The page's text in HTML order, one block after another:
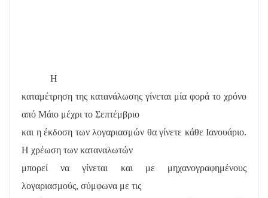
Η
καταμέτρηση της κατανάλωσης γίνεται μία φορά το χρόνο
από Μάιο μέχρι το Σεπτέμβριο
και η έκδοση των λογαριασμών θα γίνετε κάθε Ιανουάριο.
Η χρέωση των καταναλωτών
μπορεί να γίνεται και με μηχανογραφημένους
λογαριασμούς, σύμφωνα με τις